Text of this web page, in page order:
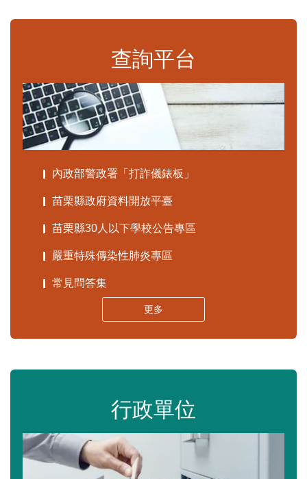
查詢平台
內政部警政署「打詐儀錶板」
苗栗縣政府資料開放平臺
苗栗縣30人以下學校公告專區
嚴重特殊傳染性肺炎專區
常見問答集
更多
行政單位